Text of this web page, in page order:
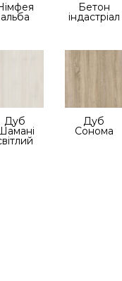
альба
Бетон
індастріал
Дуб Дуб
Сонома